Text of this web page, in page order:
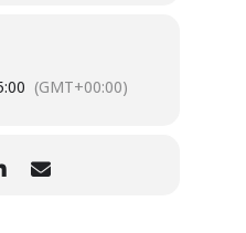
(GMT+00:00)